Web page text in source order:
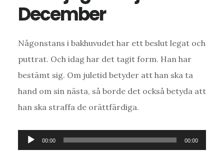
December
Någonstans i bakhuvudet har ett beslut legat och
puttrat. Och idag har det tagit form. Han har
bestämt sig. Om juletid betyder att han ska ta
hand om sin nästa, så borde det också betyda att
han ska straffa de orättfärdiga.
Ljudspelare
00:00 00:00